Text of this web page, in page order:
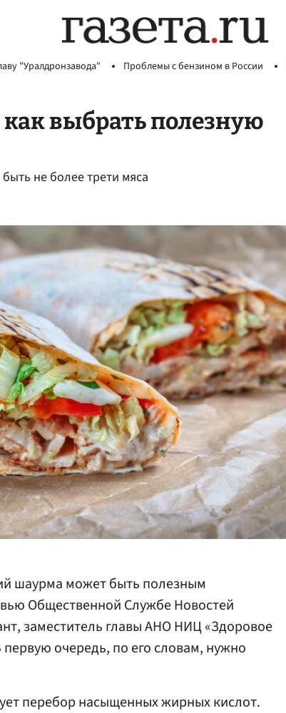
"Уралдронзавода" Проблемы с бензином в России
выбрать полезную
не более трети мяса
шаурма может быть полезным
Общественной Службе Новостей
заместитель главы АНО НИЦ «Здоровое
очередь, по его словам, нужно
перебор насыщенных жирных кислот.